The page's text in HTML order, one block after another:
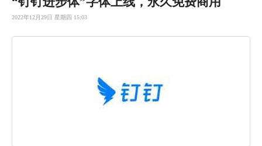
2022年12月29日 星期四 15:03